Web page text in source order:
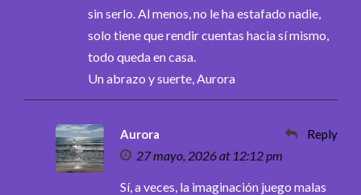
sin serlo. Al menos, no le ha estafado nadie,
solo tiene que rendir cuentas hacia sí mismo,
todo queda en casa.
Un abrazo y suerte, Aurora
Aurora
27 mayo, 2026 at 12:12 pm
Reply
Sí, a veces, la imaginación juego malas